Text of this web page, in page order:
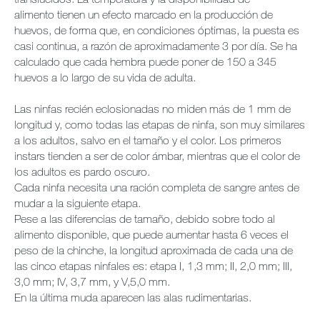
alimento tienen un efecto marcado en la producción de
huevos, de forma que, en condiciones óptimas, la puesta es
casi continua, a razón de aproximadamente 3 por día. Se ha
calculado que cada hembra puede poner de 150 a 345
huevos a lo largo de su vida de adulta.
Las ninfas recién eclosionadas no miden más de 1 mm de
longitud y, como todas las etapas de ninfa, son muy similares
a los adultos, salvo en el tamaño y el color. Los primeros
instars tienden a ser de color ámbar, mientras que el color de
los adultos es pardo oscuro.
Cada ninfa necesita una ración completa de sangre antes de
mudar a la siguiente etapa.
Pese a las diferencias de tamaño, debido sobre todo al
alimento disponible, que puede aumentar hasta 6 veces el
peso de la chinche, la longitud aproximada de cada una de
las cinco etapas ninfales es: etapa I, 1,3 mm; II, 2,0 mm; III,
3,0 mm; IV, 3,7 mm, y V,5,0 mm.
En la última muda aparecen las alas rudimentarias.